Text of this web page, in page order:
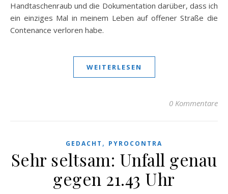
Handtaschenraub und die Dokumentation darüber, dass ich
ein einziges Mal in meinem Leben auf offener Straße die
Contenance verloren habe.
WEITERLESEN
0 Kommentare
GEDACHT , PYROCONTRA
Sehr seltsam: Unfall genau
gegen 21.43 Uhr